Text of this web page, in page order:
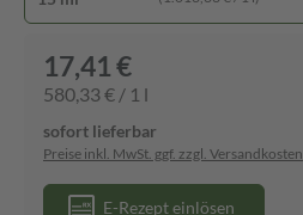
17,41 €
580,33 € / 1 l
sofort lieferbar
Preise inkl. MwSt. ggf. zzgl. Versandkosten
E-Rezept einlösen